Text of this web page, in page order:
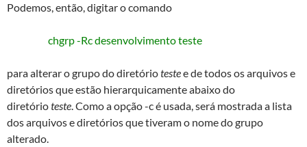
Podemos, então, digitar o comando
chgrp -Rc desenvolvimento teste
para alterar o grupo do diretóriotestee de todos os arquivos e
diretórios que estão hierarquicamente abaixo do
diretórioteste. Como a opção -c é usada, será mostrada a lista
dos arquivos e diretórios que tiveram o nome do grupo
alterado.